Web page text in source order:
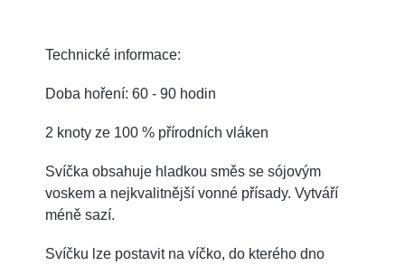
Technické informace:
Doba hoření: 60 - 90 hodin
2 knoty ze 100 % přírodních vláken
Svíčka obsahuje hladkou směs se sójovým
voskem a nejkvalitnější vonné přísady. Vytváří
méně sazí.
Svíčku lze postavit na víčko, do kterého dno